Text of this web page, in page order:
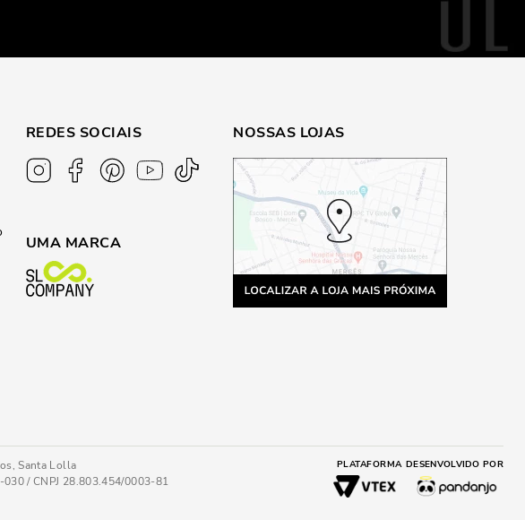
REDES SOCIAIS
UMA MARCA
NOSSAS LOJAS
Santa Lolla
030 / CNPJ 28.803.454/0003-81
PLATAFORMA DESENVOLVIDO POR